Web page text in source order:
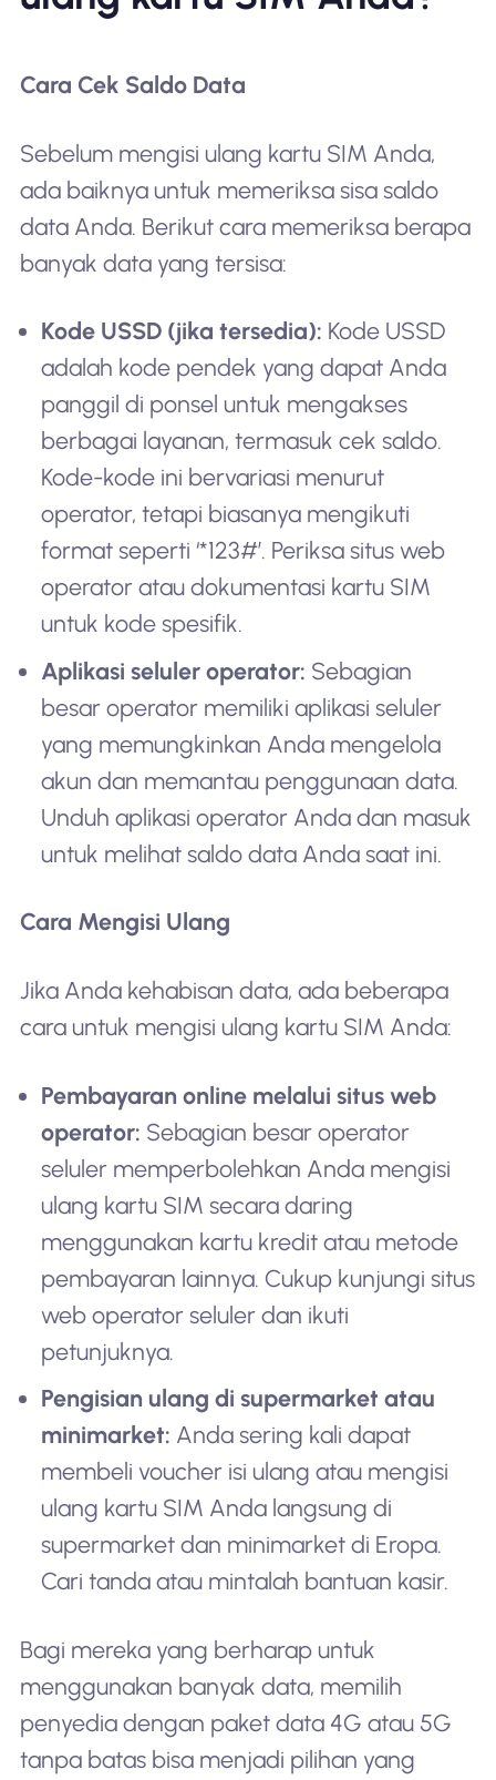
Cara Cek Saldo Data
Sebelum mengisi ulang kartu SIM Anda,
ada baiknya untuk memeriksa sisa saldo
data Anda. Berikut cara memeriksa berapa
banyak data yang tersisa:
Kode USSD (jika tersedia): Kode USSD
adalah kode pendek yang dapat Anda
panggil di ponsel untuk mengakses
berbagai layanan, termasuk cek saldo.
Kode-kode ini bervariasi menurut
operator, tetapi biasanya mengikuti
format seperti ‘*123#’. Periksa situs web
operator atau dokumentasi kartu SIM
untuk kode spesifik.
Aplikasi seluler operator: Sebagian
besar operator memiliki aplikasi seluler
yang memungkinkan Anda mengelola
akun dan memantau penggunaan data.
Unduh aplikasi operator Anda dan masuk
untuk melihat saldo data Anda saat ini.
Cara Mengisi Ulang
Jika Anda kehabisan data, ada beberapa
cara untuk mengisi ulang kartu SIM Anda:
Pembayaran online melalui situs web
operator: Sebagian besar operator
seluler memperbolehkan Anda mengisi
ulang kartu SIM secara daring
menggunakan kartu kredit atau metode
pembayaran lainnya. Cukup kunjungi situs
web operator seluler dan ikuti
petunjuknya.
Pengisian ulang di supermarket atau
minimarket: Anda sering kali dapat
membeli voucher isi ulang atau mengisi
ulang kartu SIM Anda langsung di
supermarket dan minimarket di Eropa.
Cari tanda atau mintalah bantuan kasir.
Bagi mereka yang berharap untuk
menggunakan banyak data, memilih
penyedia dengan paket data 4G atau 5G
tanpa batas bisa menjadi pilihan yang